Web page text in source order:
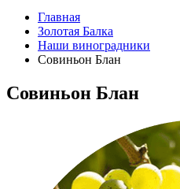
Главная
Золотая Балка
Наши виноградники
Совиньон Блан
Совиньон Блан